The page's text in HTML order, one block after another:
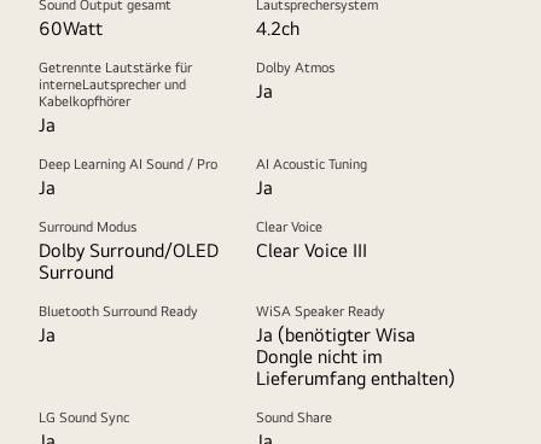
Sound Output gesamt
60Watt
Lautsprechersystem
4.2ch
Getrennte Lautstärke für
interneLautsprecher und
Kabelkopfhörer
Ja
Dolby Atmos
Ja
Deep Learning AI Sound / Pro
Ja
AI Acoustic Tuning
Ja
Surround Modus
Dolby Surround/OLED
Surround
Clear Voice
Clear Voice III
Bluetooth Surround Ready
Ja
WiSA Speaker Ready
Ja (benötigter Wisa
Dongle nicht im
Lieferumfang enthalten)
LG Sound Sync Sound Share